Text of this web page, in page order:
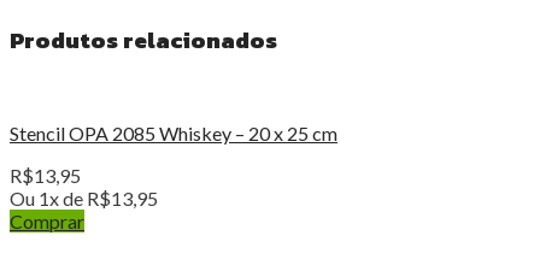
Produtos relacionados
Stencil OPA 2085 Whiskey – 20 x 25 cm
R$13,95
Ou 1x de R$13,95
Comprar